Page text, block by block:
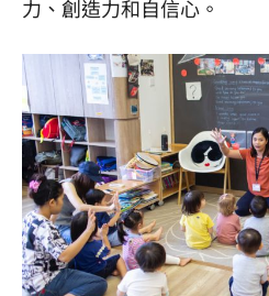
力、創造力和自信心。